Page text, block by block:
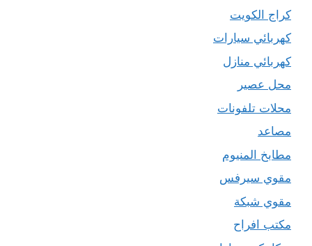
كراج الكويت
كهربائي سيارات
كهربائي منازل
محل عصير
محلات تلفونات
مصاعد
مطابخ المنيوم
مقوي سيرفس
مقوي شبكة
مكتب افراح